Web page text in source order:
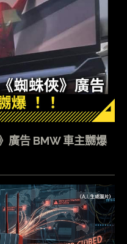
廣告 BMW 車主嬲爆